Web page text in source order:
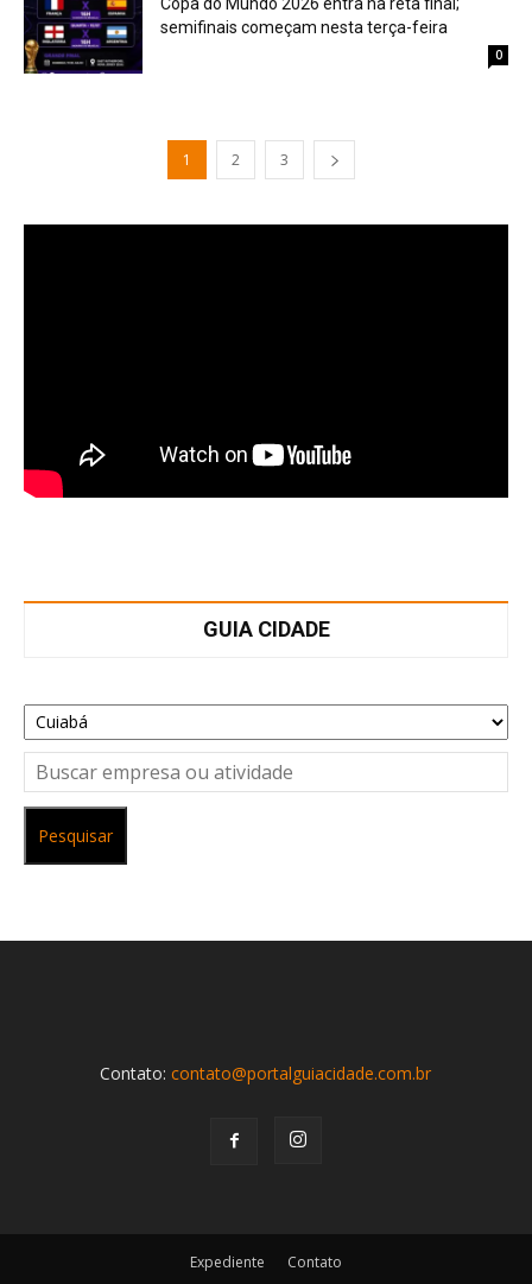
semifinais começam nesta terça-feira
0
1 2 3
GUIA CIDADE
Pesquisar
Contato:contato@portalguiacidade.com.br
Expediente Contato